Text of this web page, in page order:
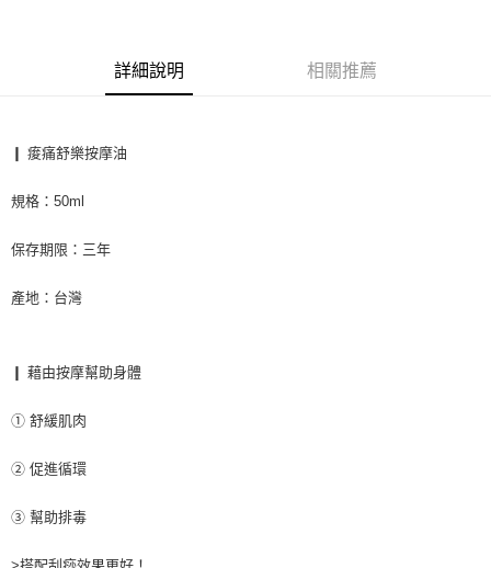
7-11取貨付款
每筆NT$65，滿NT$1,000(含以上)免運費
詳細說明 相關推薦
❙ 痠痛舒樂按摩油
規格：50ml
保存期限：三年
產地：台灣
❙ 藉由按摩幫助身體
① 舒緩肌肉
② 促進循環
③ 幫助排毒